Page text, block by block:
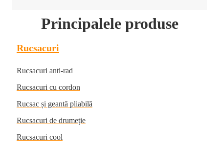
Principalele produse
Rucsacuri
Rucsacuri anti-rad
Rucsacuri cu cordon
Rucsac și geantă pliabilă
Rucsacuri de drumeție
Rucsacuri cool